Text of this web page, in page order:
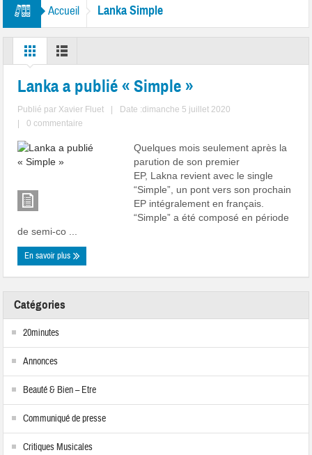
Accueil Lanka Simple
Lanka a publié « Simple »
Publié par Xavier Fluet
Date :dimanche 5 juillet 2020
0 commentaire
Quelques mois seulement après la
parution de son premier
EP, Lakna revient avec le single
“Simple”, un pont vers son prochain
EP intégralement en français.
“Simple” a été composé en période
de semi-co ...
En savoir plus
Catégories
20minutes
Annonces
Beauté & Bien – Etre
Communiqué de presse
Critiques Musicales